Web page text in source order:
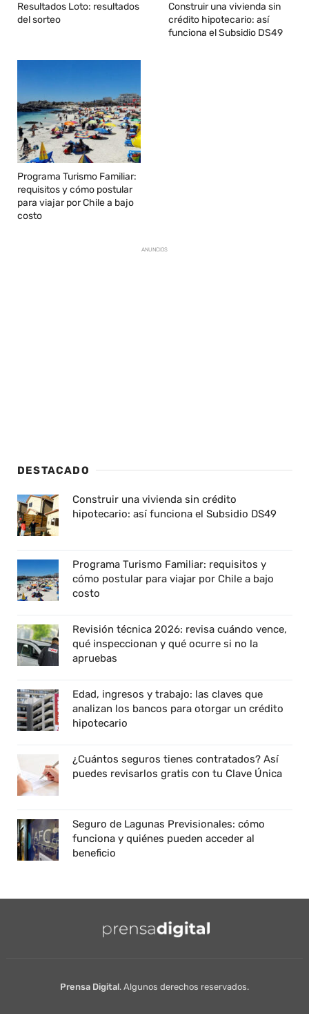
Resultados Loto: resultados
del sorteo
Construir una vivienda sin
crédito hipotecario: así
funciona el Subsidio DS49
Programa Turismo Familiar:
requisitos y cómo postular
para viajar por Chile a bajo
costo
ANUNCIOS
DESTACADO
Construir una vivienda sin crédito
hipotecario: así funciona el Subsidio DS49
Programa Turismo Familiar: requisitos y
cómo postular para viajar por Chile a bajo
costo
Revisión técnica 2026: revisa cuándo vence,
qué inspeccionan y qué ocurre si no la
apruebas
Edad, ingresos y trabajo: las claves que
analizan los bancos para otorgar un crédito
hipotecario
¿Cuántos seguros tienes contratados? Así
puedes revisarlos gratis con tu Clave Única
Seguro de Lagunas Previsionales: cómo
funciona y quiénes pueden acceder al
beneficio
Prensa Digital. Algunos derechos reservados.